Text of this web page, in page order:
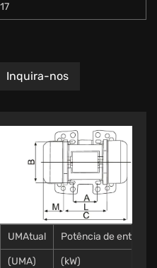
Inquira-nos
UMAtual Potência de entrada
(UMA) (kW)